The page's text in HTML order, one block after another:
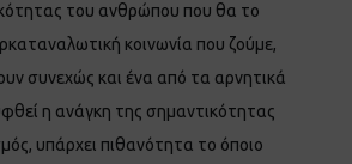
του ανθρώπου που θα το
κοινωνία που ζούμε,
συνεχώς και ένα από τα αρνητικά
η ανάγκη της σημαντικότητας
υπάρχει πιθανότητα το όποιο